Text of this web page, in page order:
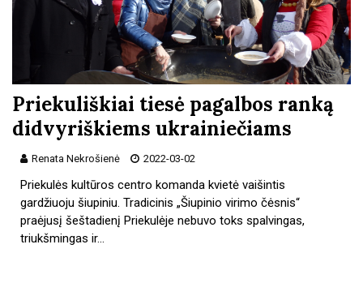
Priekuliškiai tiesė pagalbos ranką
didvyriškiems ukrainiečiams
Renata Nekrošienė 2022-03-02
Priekulės kultūros centro komanda kvietė vaišintis
gardžiuoju šiupiniu. Tradicinis „Šiupinio virimo čėsnis“
praėjusį šeštadienį Priekulėje nebuvo toks spalvingas,
triukšmingas ir…